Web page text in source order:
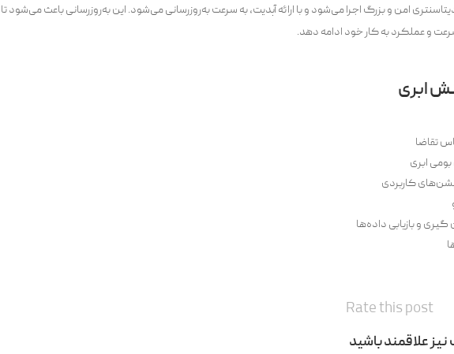
امن و بزرگ اجرا می‌شود و با ارائه آپدیت، به سرعت به‌روزرسانی می‌شود. این به‌روزرسانی باعث می‌شود تا
و عملکرد به کار خود ادامه دهد.
ابری
تقاضا
ابری
کاربردی
و بازیابی داده‌ها
Rate this post
علاقمند باشید